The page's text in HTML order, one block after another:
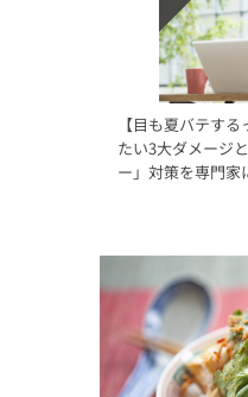
【目も夏バテす
たい3大ダメージ
ー」対策を専門家